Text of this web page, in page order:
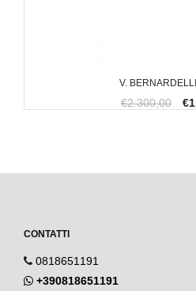
V.
€2.300,00
CONTATTI
0818651191
+390818651191